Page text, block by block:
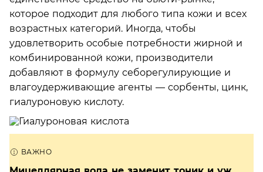
которое подходит для любого типа кожи и всех
возрастных категорий. Иногда, чтобы
удовлетворить особые потребности жирной и
комбинированной кожи, производители
добавляют в формулу себорегулирующие и
влагоудерживающие агенты — сорбенты, цинк,
гиалуроновую кислоту.